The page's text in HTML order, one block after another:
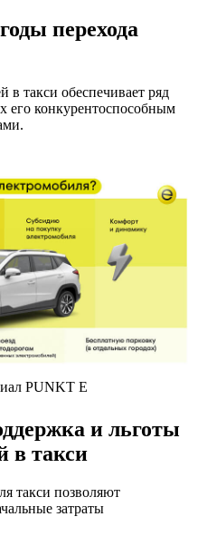
перехода
в такси обеспечивает ряд
его конкурентоспособным
PUNKT E
и льготы
в такси
такси позволяют
затраты